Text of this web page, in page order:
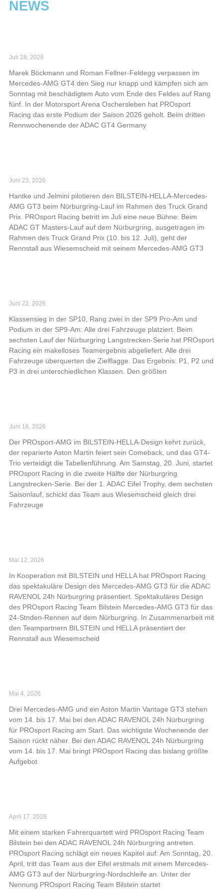
NEWS
Juli 28, 2026
Marek Böckmann und Roman Fellner-Feldegg verpassen im
Mercedes-AMG GT4 den Sieg nur knapp und kämpfen sich am
Sonntag mit beschädigtem Auto vom Ende des Feldes auf Rang
fünf. In der Motorsport Arena Oschersleben hat PROsport
Racing das erste Podium der Saison 2026 geholt. Beim dritten
Rennwochenende der ADAC GT4 Germany
Juni 23, 2026
Hantke und Jelmini pilotieren den BILSTEIN-HELLA-Mercedes-
AMG GT3 beim Nürburgring-Lauf im Rahmen des Truck Grand
Prix. PROsport Racing betritt im Juli eine neue Bühne: Beim
ADAC GT Masters-Lauf auf dem Nürburgring, ausgetragen im
Rahmen des Truck Grand Prix (10. bis 12. Juli), geht der
Rennstall aus Wiesemscheid mit seinem Mercedes-AMG GT3
Juni 22, 2026
Klassensieg in der SP10, Rang zwei in der SP9 Pro-Am und
Podium in der SP9-Am: Alle drei Fahrzeuge platziert. Beim
sechsten Lauf der Nürburgring Langstrecken-Serie hat PROsport
Racing ein makelloses Teamergebnis abgeliefert. Alle drei
Fahrzeuge überquerten die Zielflagge. Das Ergebnis: P1, P2 und
P3 in drei unterschiedlichen Klassen. Den größten
Juni 16, 2026
Der PROsport-AMG im BILSTEIN-HELLA-Design kehrt zurück,
der reparierte Aston Martin feiert sein Comeback, und das GT4-
Trio verteidigt die Tabellenführung. Am Samstag, 20. Juni, startet
PROsport Racing in die zweite Hälfte der Nürburgring
Langstrecken-Serie. Bei der 1. ADAC Eifel Trophy, dem sechsten
Saisonlauf, schickt das Team aus Wiesemscheid gleich drei
Fahrzeuge
Mai 12, 2026
In Kooperation mit BILSTEIN und HELLA hat PROsport Racing
das spektakuläre Design des Mercedes-AMG GT3 für die ADAC
RAVENOL 24h Nürburgring präsentiert. Spektakuläres Design
des PROsport Racing Team Bilstein Mercedes-AMG GT3 für das
24-Stnden-Rennen auf dem Nürburgring. In Zusammenarbeit mit
den Teampartnern BILSTEIN und HELLA präsentiert der
Rennstall aus Wiesemscheid
Mai 4, 2026
Drei Mercedes-AMG und ein Aston Martin Vantage GT3 stehen
vom 14. bis 17. Mai bei den ADAC RAVENOL 24h Nürburgring
für PROsport Racing am Start. Das wichtigste Wochenende der
Saison rückt näher. Bei den ADAC RAVENOL 24h Nürburgring
vom 14. bis 17. Mai bringt PROsport Racing das bislang größte
Aufgebot
April 17, 2026
Mit einem starken Fahrerquartett wird PROsport Racing Team
Bilstein bei den ADAC RAVENOL 24h Nürburgring antreten.
PROsport Racing schlägt ein neues Kapitel auf: Am Sonntag, 20.
April, tritt das Team aus der Eifel erstmals mit einem Mercedes-
AMG GT3 auf der Nürburgring-Nordschleife an. Unter der
Nennung PROsport Racing Team Bilstein startet